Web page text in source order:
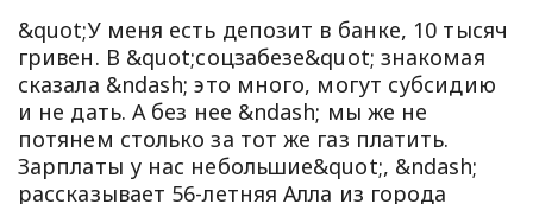
&quot;У меня есть депозит в банке, 10 тысяч
гривен. В &quot;соцзабезе&quot; знакомая
сказала &ndash; это много, могут субсидию
и не дать. А без нее &ndash; мы же не
потянем столько за тот же газ платить.
Зарплаты у нас небольшие&quot;, &ndash;
рассказывает 56-летняя Алла из города